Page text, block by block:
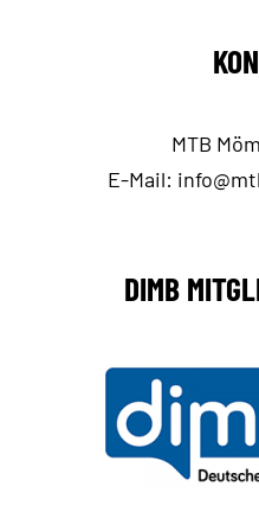
MTB
E-Mail:
DIMB